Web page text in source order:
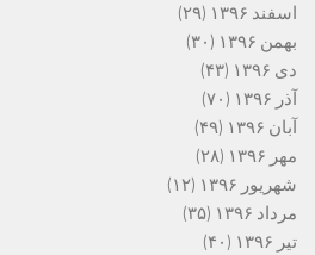
اسفند ۱۳۹۶
(۲۹)
بهمن ۱۳۹۶
(۳۰)
دی ۱۳۹۶
(۴۳)
آذر ۱۳۹۶
(۷۰)
آبان ۱۳۹۶
(۴۹)
مهر ۱۳۹۶
(۲۸)
شهریور ۱۳۹۶
(۱۲)
مرداد ۱۳۹۶
(۳۵)
تیر ۱۳۹۶
(۴۰)